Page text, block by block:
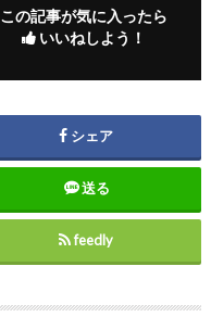
この記事が気に入ったら
いいねしよう！
シェア
送る
feedly